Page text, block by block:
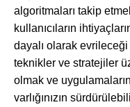
algoritmaları takip
kullanıcıların
dayalı olarak
teknikler ve stratejiler
olmak ve
varlığınızın